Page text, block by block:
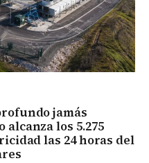
jamás
los 5.275
las 24 horas del